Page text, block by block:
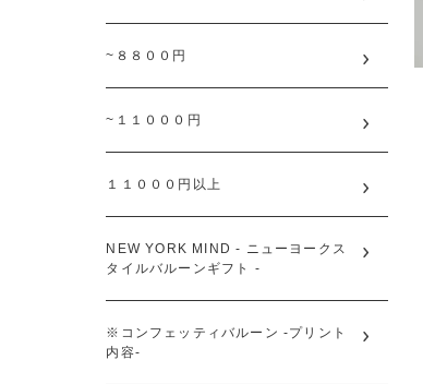
~８８００円
~１１０００円
１１０００円以上
NEW YORK MIND - ニューヨークス
タイルバルーンギフト -
※コンフェッティバルーン -プリント
内容-